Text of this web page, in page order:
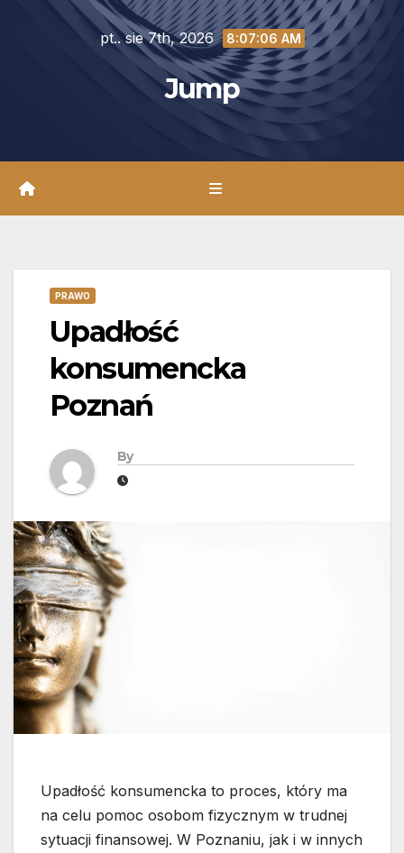
pt.. sie 7th, 2026 8:07:07 AM
Jump
PRAWO
Upadłość
konsumencka
Poznań
By
Upadłość konsumencka to proces, który ma
na celu pomoc osobom fizycznym w trudnej
sytuacji finansowej. W Poznaniu, jak i w innych